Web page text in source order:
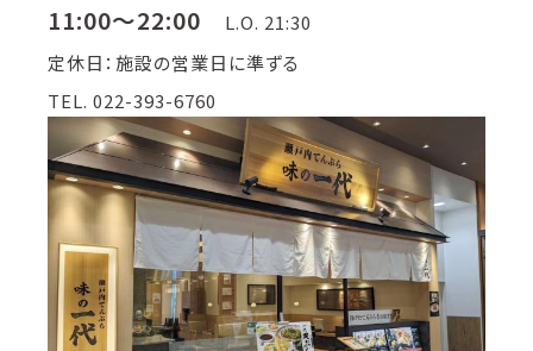
11:00～22:00
L.O. 21:30
定休日：施設の営業日に準ずる
TEL. 022-393-6760